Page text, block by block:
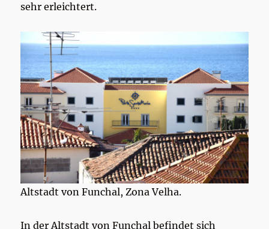
sehr erleichtert.
Altstadt von Funchal, Zona Velha.
In der Altstadt von Funchal befindet sich